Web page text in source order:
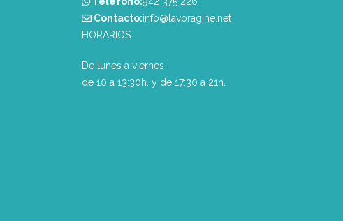
Contacto:info@lavoragine.net
HORARIOS
De lunes a viernes
de 10 a 13:30h. y de 17:30 a 21h.